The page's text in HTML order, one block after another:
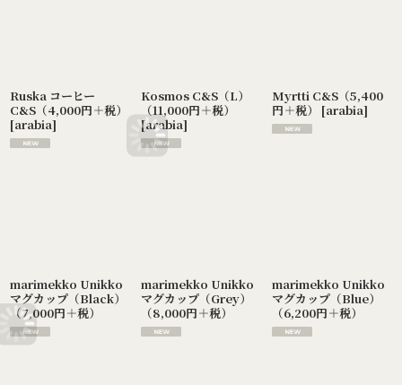
Ruska コーヒー
C&S（4,000円＋税）
[arabia]
Kosmos C&S（L）
（11,000円＋税）
[arabia]
Myrtti C&S（5,400
円＋税）
[arabia]
marimekko Unikko
マグカップ（Black）
（7,000円＋税）
marimekko Unikko
マグカップ（Grey）
（8,000円＋税）
marimekko Unikko
マグカップ（Blue）
（6,200円＋税）